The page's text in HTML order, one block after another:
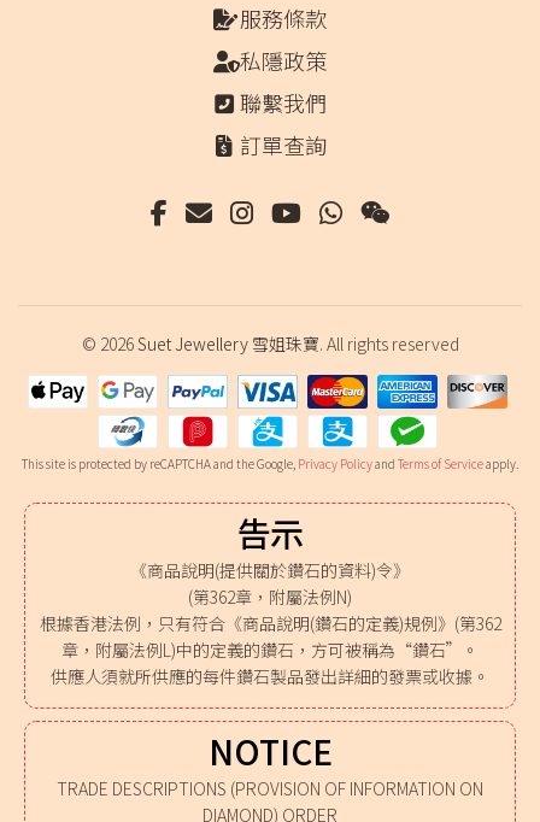
服務條款
私隱政策
聯繫我們
訂單查詢
© 2026Suet Jewellery 雪姐珠寶. All rights reserved
This site is protected by reCAPTCHA and the Google, Privacy Policyand Terms of Serviceapply.
告示
《商品說明(提供關於鑽石的資料)令》
(第362章，附屬法例N)
根據香港法例，只有符合《商品說明(鑽石的定義)規例》(第362
章，附屬法例L)中的定義的鑽石，方可被稱為“鑽石”。
供應人須就所供應的每件鑽石製品發出詳細的發票或收據。
NOTICE
TRADE DESCRIPTIONS (PROVISION OF INFORMATION ON
DIAMOND) ORDER